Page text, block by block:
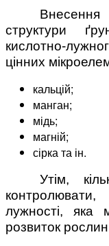
структури
кислотно-
цінних
кальцій;
манган;
мідь;
магній;
сірка та ін.
Утім,
лужності, яка
розвиток